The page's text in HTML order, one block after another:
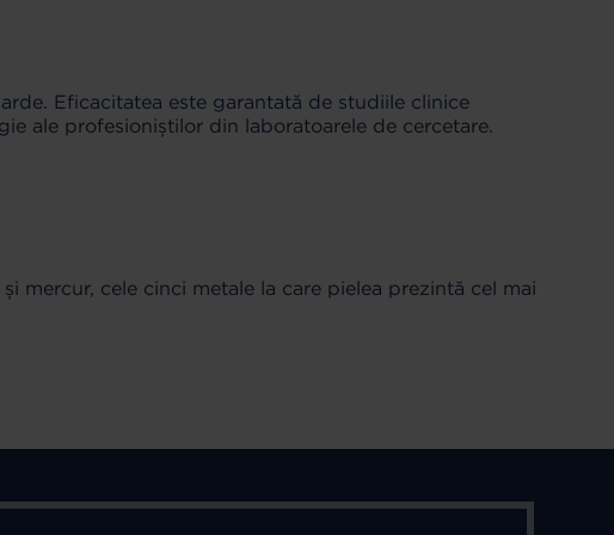
Eficacitatea este garantată de studiile clinice
ale profesioniștilor din laboratoarele de cercetare.
mercur, cele cinci metale la care pielea prezintă cel mai